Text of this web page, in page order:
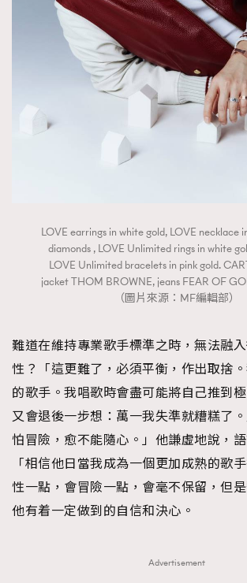
LOVE earrings in white gold, LOVE necklace
diamonds , LOVE Unlimited rings in white
LOVE Unlimited bracelets in pink gold.
jacket THOM BROWNE, jeans FEAR OF
（圖片來源：MF編輯部）
難道在維持專業歌手標準之時，無法融
性？「這更難了，必須平衡，作出取捨
的歌手。我唱歌時會盡可能將自己推到
又會退後一步想：萬一我失準就糟糕了
怕冒險，愈不能隨心。」他謙虛地說，
「相信他日當我成為一個更加成熟的歌
性一點，會冒險一點，會毫不保留，但是
他有着一定做到的自信和決心。
Advertisement